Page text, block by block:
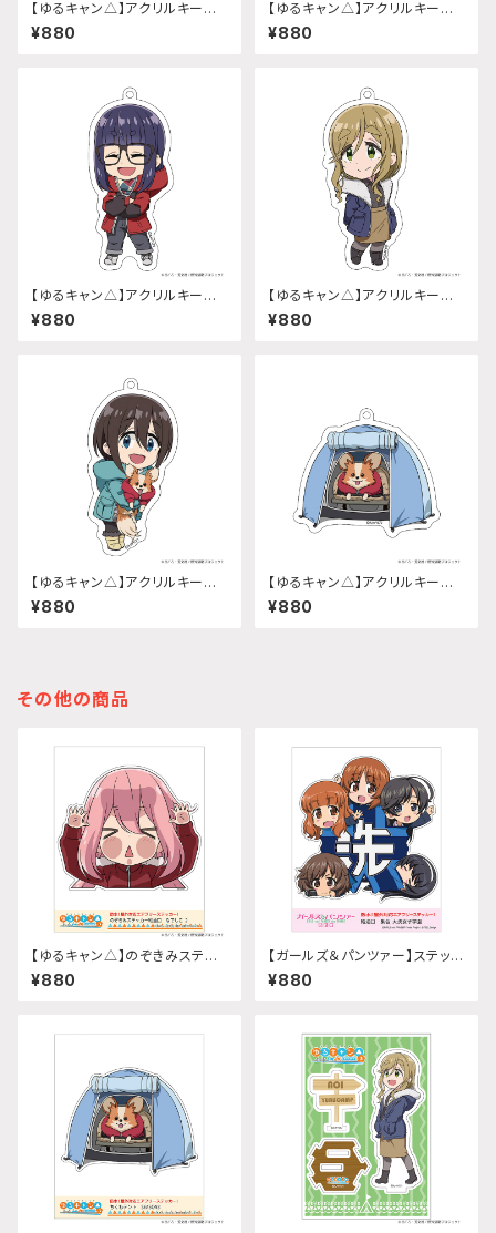
【ゆるキャン△】アクリルキーホ
ルダー (『SEASON3』各務原 な
でしこ)
¥880
【ゆるキャン△】アクリルキーホ
ルダー (『SEASON3』志摩リン)
¥880
【ゆるキャン△】アクリルキーホ
ルダー (『SEASON3』大垣 千
明)
¥880
【ゆるキャン△】アクリルキーホ
ルダー (『SEASON3』犬山 あお
い)
¥880
【ゆるキャン△】アクリルキーホ
ルダー (『SEASON3』斉藤 恵
那)
¥880
【ゆるキャン△】アクリルキーホ
ルダー (『SEASON3』ちくわ)
¥880
その他の商品
【ゆるキャン△】のぞきみステッ
カー (各務原なでしこ2『SEASO
N3』)給油口サイズ
¥880
【ガールズ＆パンツァー】ステッカ
¥880